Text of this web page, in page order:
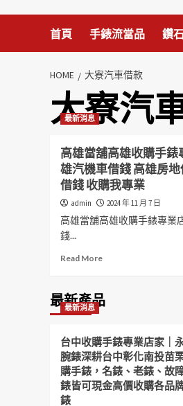
首頁 手錶流當品 鑽
HOME 大寮汽車借款
大寮汽
最新消息
高雄當舖高雄收購手錶
雄汽機車借錢 高雄房
借錢 收購我專業
admin 2024 年 11 月 7 日
高雄當舖高雄收購手錶專業
錢...
Read MoreRead
高
雄
舖
高
雄
收
購
最新產品
最新消息
台中收購手錶專業店家｜
腕錶深耕台中彰化南投苗
購手錶，名錶、老錶、故
錶皆可現金高價收購各品
錶